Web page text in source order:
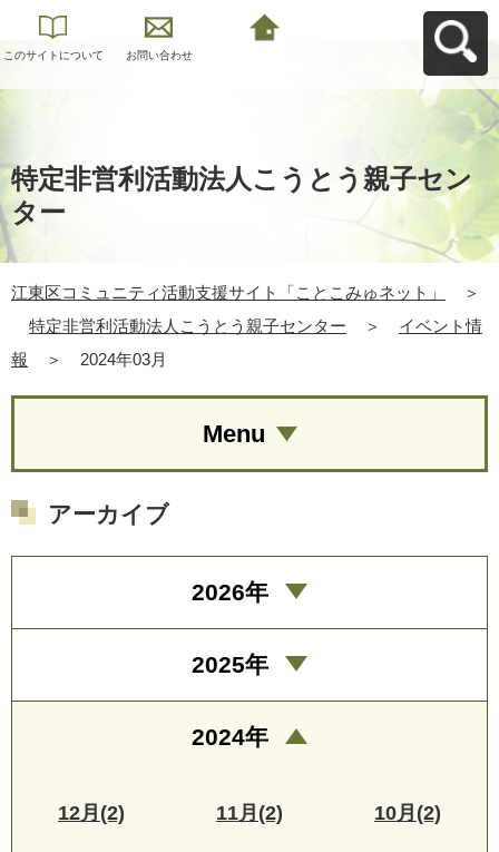
このサイトについて お問い合わせ
特定非営利活動法人こうとう親子セン
ター
江東区コミュニティ活動支援サイト「ことこみゅネット」
＞
特定非営利活動法人こうとう親子センター
＞
イベント情
報
＞ 2024年03月
Menu
アーカイブ
2026年
2025年
2024年
12月(2) 11月(2) 10月(2)